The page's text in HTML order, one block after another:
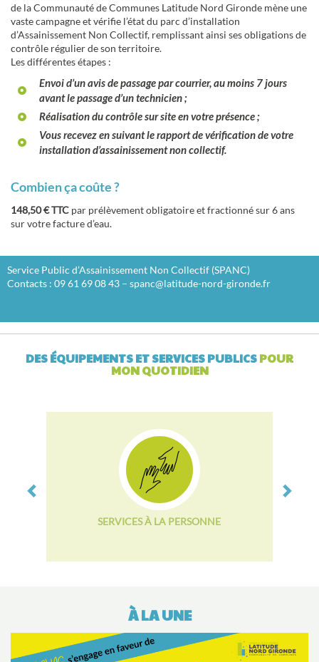
de la Communauté de Communes Latitude Nord Gironde mène une
vaste campagne et vérifie l’état du parc d’installation
d’Assainissement Non Collectif, remplissant ainsi ses obligations de
contrôle régulier de son territoire.
Les différentes étapes :
Envoi d’un avis de passage par courrier, au moins 7 jours
avant le passage d’un technicien ;
Réalisation du contrôle sur site en votre présence ;
Vous recevez en suivant le rapport de vérification de votre
installation d’assainissement non collectif.
Combien ça coûte ?
148,50 € TTC par prélèvement obligatoire et fractionné sur 6 ans
sur votre facture d’eau.
Service Public d’Assainissement Non Collectif (SPANC)
Contacts : 09 61 69 08 43 – spanc@latitude-nord-gironde.fr
DES ÉQUIPEMENTS ET SERVICES PUBLICSPOUR
MON QUOTIDIEN
VIE ASSOCIATIVE
À LA UNE